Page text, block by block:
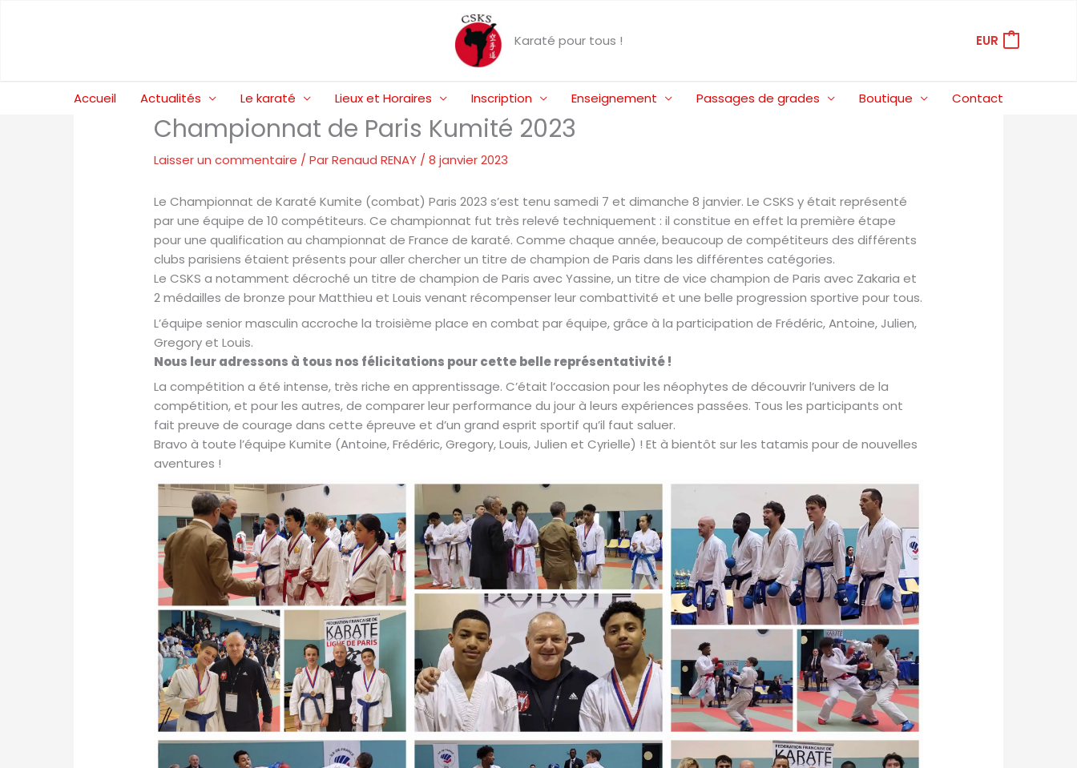
Karaté pour tous ! EUR
Accueil Actualités Le karaté Lieux et Horaires Inscription Enseignement Passages de grades Boutique Contact
Championnat de Paris Kumité 2023
Laisser un commentaire / ParRenaud RENAY /8 janvier 2023
Le Championnat de Karaté Kumite (combat) Paris 2023 s’est tenu samedi 7 et dimanche 8 janvier. Le CSKS y était représenté
par une équipe de 10 compétiteurs. Ce championnat fut très relevé techniquement : il constitue en effet la première étape
pour une qualification au championnat de France de karaté. Comme chaque année, beaucoup de compétiteurs des différents
clubs parisiens étaient présents pour aller chercher un titre de champion de Paris dans les différentes catégories.
Le CSKS a notamment décroché un titre de champion de Paris avec Yassine, un titre de vice champion de Paris avec Zakaria et
2 médailles de bronze pour Matthieu et Louis venant récompenser leur combattivité et une belle progression sportive pour tous.
L’équipe senior masculin accroche la troisième place en combat par équipe, grâce à la participation de Frédéric, Antoine, Julien,
Gregory et Louis.
Nous leur adressons à tous nos félicitations pour cette belle représentativité !
La compétition a été intense, très riche en apprentissage. C’était l’occasion pour les néophytes de découvrir l’univers de la
compétition, et pour les autres, de comparer leur performance du jour à leurs expériences passées. Tous les participants ont
fait preuve de courage dans cette épreuve et d’un grand esprit sportif qu’il faut saluer.
Bravo à toute l’équipe Kumite (Antoine, Frédéric, Gregory, Louis, Julien et Cyrielle) ! Et à bientôt sur les tatamis pour de nouvelles
aventures !